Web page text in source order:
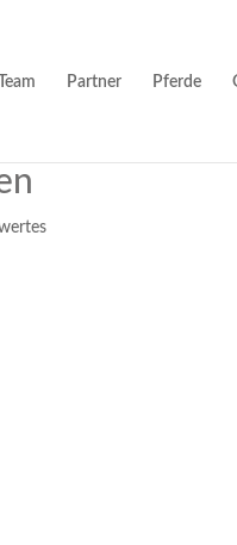
Team Partner Pferde